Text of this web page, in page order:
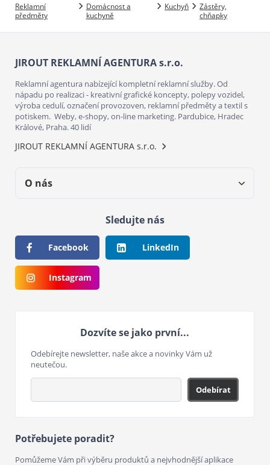
Reklamní
předměty
Domácnost a
kuchyně
Kuchyň
Zástěry,
chňapky
JIROUT REKLAMNÍ AGENTURA s.r.o.
Reklamní agentura nabízející kompletní reklamní služby. Od
nápadu po realizaci - kreativní grafické koncepty, polepy vozidel,
výroba cedulí, označení provozoven, reklamní předměty a textil s
potiskem. Weby, e-shopy, on-line marketing. Pardubice, Hradec
Králové, Praha. 40 lidí
JIROUT REKLAMNÍ AGENTURA s.r.o.
O nás
Sledujte nás
Facebook LinkedIn
Instagram
Dozvíte se jako první...
Odebírejte newsletter, naše akce a novinky Vám už
neutečou.
Odebírat
Potřebujete poradit?
Pomůžeme Vám při výběru produktů a nejvhodnější aplikace